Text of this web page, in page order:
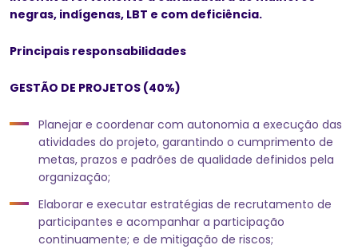
negras, indígenas, LBT e com deficiência.
Principais responsabilidades
GESTÃO DE PROJETOS (40%)
Planejar e coordenar com autonomia a execução das
atividades do projeto, garantindo o cumprimento de
metas, prazos e padrões de qualidade definidos pela
organização;
Elaborar e executar estratégias de recrutamento de
participantes e acompanhar a participação
continuamente; e de mitigação de riscos;